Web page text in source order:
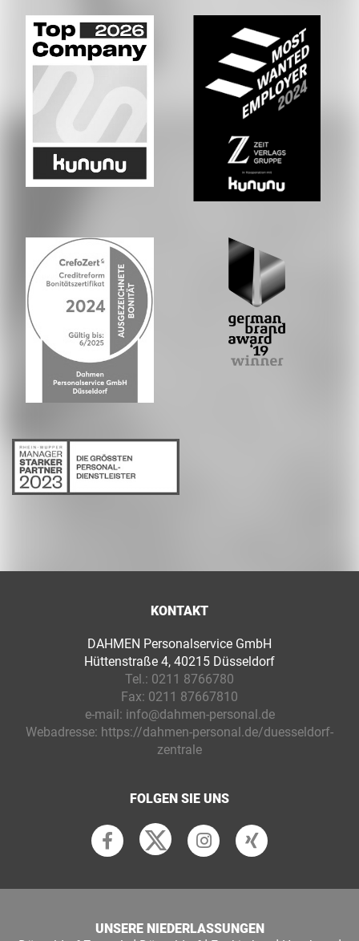
KONTAKT
DAHMEN Personalservice GmbH
Hüttenstraße 4, 40215 Düsseldorf
Tel.: 0211 8766780
Fax: 0211 87667810
e-mail: info@dahmen-personal.de
Webadresse: https://dahmen-personal.de/duesseldorf-
zentrale
FOLGEN SIE UNS
UNSERE NIEDERLASSUNGEN